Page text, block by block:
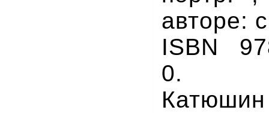
авторе:
ISBN
0.